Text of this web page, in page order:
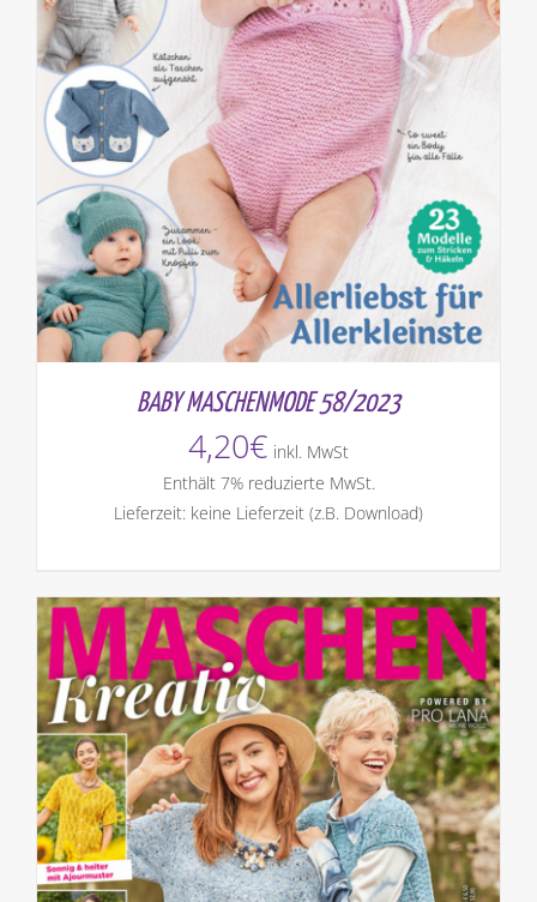
BABY MASCHENMODE 58/2023
4,20€ inkl. MwSt
Enthält 7% reduzierte MwSt.
Lieferzeit: keine Lieferzeit (z.B. Download)